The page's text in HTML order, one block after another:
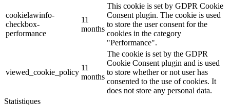
cookielawinfo-
checkbox-
performance
11
months
This cookie is set by GDPR Cookie
Consent plugin. The cookie is used
to store the user consent for the
cookies in the category
"Performance".
viewed_cookie_policy
11
months
The cookie is set by the GDPR
Cookie Consent plugin and is used
to store whether or not user has
consented to the use of cookies. It
does not store any personal data.
Statistiques